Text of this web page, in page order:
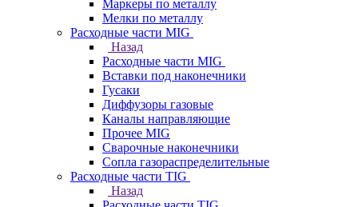
Маркеры по металлу
Мелки по металлу
Расходные части MIG
Назад
Расходные части MIG
Вставки под наконечники
Гусаки
Диффузоры газовые
Каналы направляющие
Прочее MIG
Сварочные наконечники
Сопла газораспределительные
Расходные части TIG
Назад